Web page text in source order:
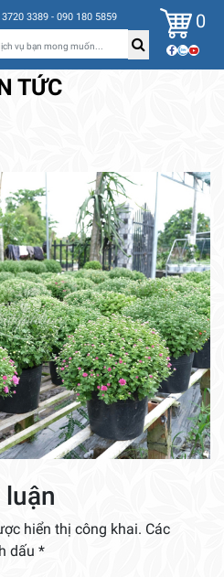
3389 - 090 180 5859 0
TỨC
hiển thị công khai. Các
dấu *